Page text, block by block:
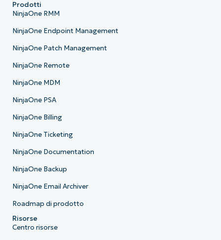
Prodotti
NinjaOne RMM
NinjaOne Endpoint Management
NinjaOne Patch Management
NinjaOne Remote
NinjaOne MDM
NinjaOne PSA
NinjaOne Billing
NinjaOne Ticketing
NinjaOne Documentation
NinjaOne Backup
NinjaOne Email Archiver
Roadmap di prodotto
Risorse
Centro risorse